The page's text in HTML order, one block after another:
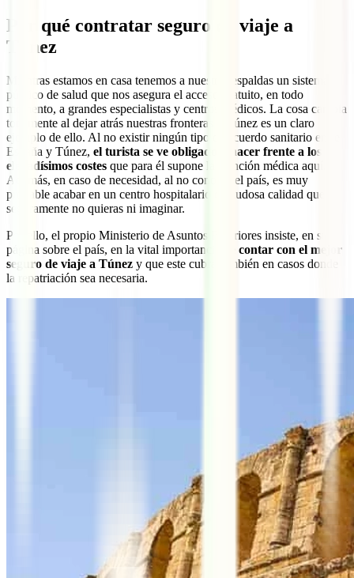
Por qué contratar seguro de viaje a
Túnez
Mientras estamos en casa tenemos a nuestras espaldas un sistema
público de salud que nos asegura el acceso gratuito, en todo
momento, a grandes especialistas y centros médicos. La cosa cambia
totalmente al dejar atrás nuestras fronteras y Túnez es un claro
ejemplo de ello. Al no existir ningún tipo de acuerdo sanitario entre
España y Túnez, el turista se ve obligado a hacer frente a los
elevadísimos costes que para él supone la atención médica aquí.
Además, en caso de necesidad, al no conocer el país, es muy
probable acabar en un centro hospitalario de dudosa calidad que
seguramente no quieras ni imaginar.
Por ello, el propio Ministerio de Asuntos Exteriores insiste, en su
página sobre el país, en la vital importancia de contar con el mejor
seguro de viaje a Túnez y que este cubra también en casos donde
la repatriación sea necesaria.